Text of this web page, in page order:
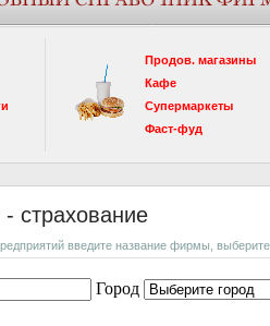
Продов. магазины
Кафе
Супермаркеты
Фаст-фуд
- страхование
введите название фирмы, выберите
Город